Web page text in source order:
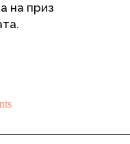
на приз